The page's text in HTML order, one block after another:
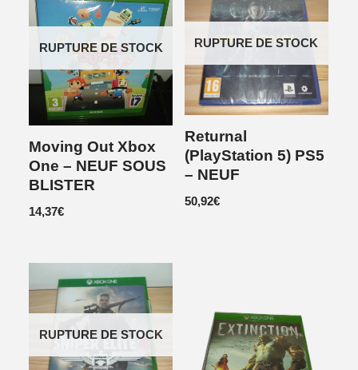
RUPTURE DE STOCK
Moving Out Xbox
One – NEUF SOUS
BLISTER
14,37€
RUPTURE DE STOCK
Returnal
(PlayStation 5) PS5
– NEUF
50,92€
RUPTURE DE STOCK